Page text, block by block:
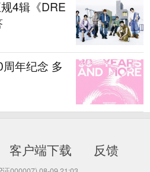
4辑《DRE
年纪念 多
客户端下载 反馈